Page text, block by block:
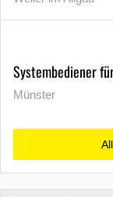
Systembediener
Münster